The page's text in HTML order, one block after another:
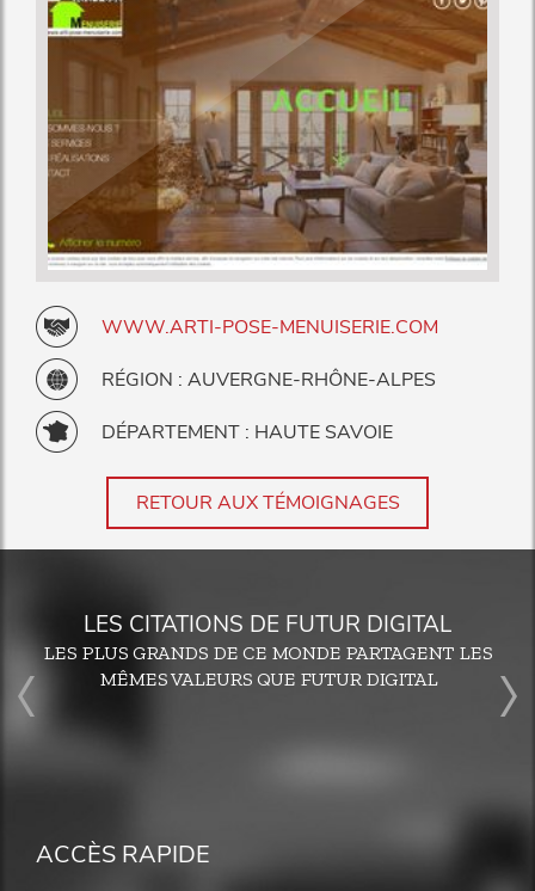
WWW.ARTI-POSE-MENUISERIE.COM
RÉGION : AUVERGNE-RHÔNE-ALPES
DÉPARTEMENT : HAUTE SAVOIE
RETOUR AUX TÉMOIGNAGES
LES CITATIONS DE FUTUR DIGITAL
LES PLUS GRANDS DE CE MONDE PARTAGENT LES
MÊMES VALEURS QUE FUTUR DIGITAL
ACCÈS RAPIDE